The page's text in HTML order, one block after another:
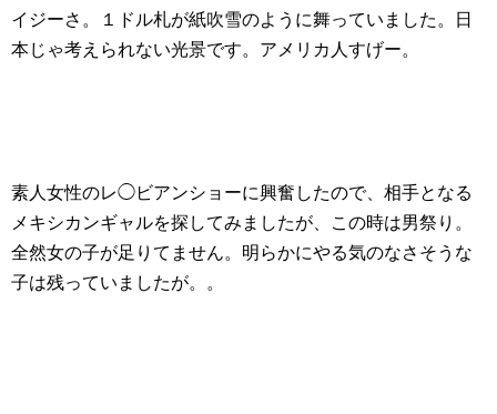
イジーさ。１ドル札が紙吹雪のように舞っていました。日
本じゃ考えられない光景です。アメリカ人すげー。
素人女性のレ◯ビアンショーに興奮したので、相手となる
メキシカンギャルを探してみましたが、この時は男祭り。
全然女の子が足りてません。明らかにやる気のなさそうな
子は残っていましたが。。